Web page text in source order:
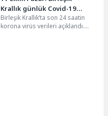
Krallık günlük Covid-19
raporu
Birleşik Krallık’ta son 24 saatin
korona virüs verileri açıklandı.